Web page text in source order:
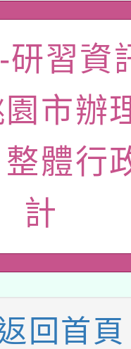
師名單
教學軟體
申請許可
利署委託
辦理「
及節水達
(星期六
福系列
地景藝術
度第2次
告(無人
行動站研
年度閱讀
業研習
工智慧
研習資
市辦
體行
計
回首頁